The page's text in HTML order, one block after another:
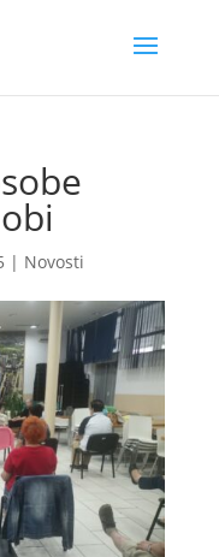
| Novosti